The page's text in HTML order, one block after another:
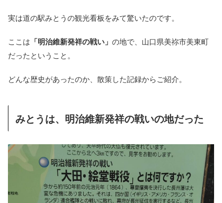
実は道の駅みとうの観光看板をみて驚いたのです。
ここは 「明治維新発祥の戦い」 の地で、山口県美祢市美東町
だったということ。
どんな歴史があったのか、散策した記録からご紹介。
みとうは、明治維新発祥の戦いの地だった